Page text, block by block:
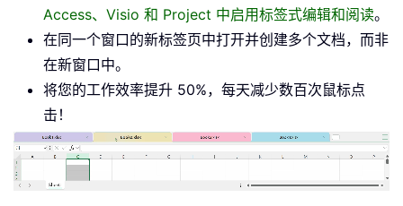
Access、Visio 和 Project 中启用标签式编辑和阅读。
在同一个窗口的新标签页中打开并创建多个文档，而非
在新窗口中。
将您的工作效率提升 50%，每天减少数百次鼠标点
击！